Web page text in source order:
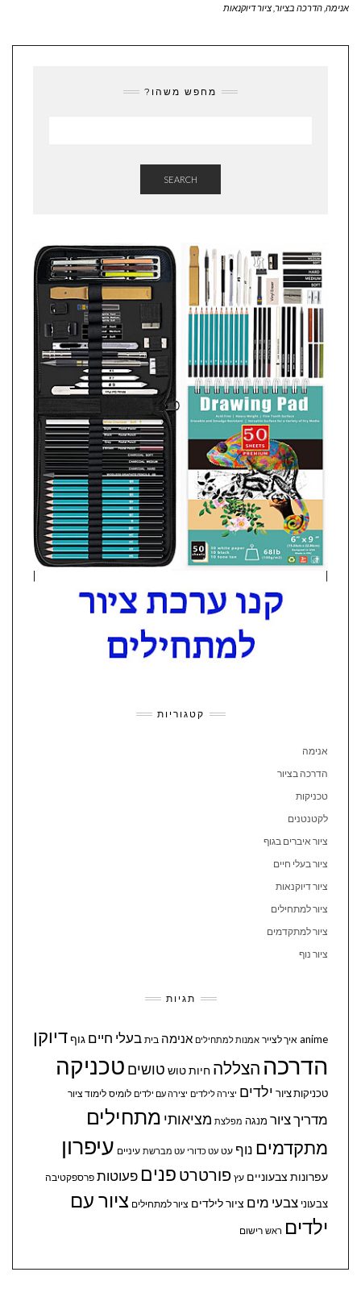
אנימה הדרכה בציור ציור דיוקנאות
מחפש משהו?
SEARCH
קטגוריות
אנימה
הדרכה בציור
טכניקות
לקטנטנים
ציור איברים בגוף
ציור בעלי חיים
ציור דיוקנאות
ציור למתחילים
ציור למתקדמים
ציור נוף
תגיות
anime איך לצייר אמנות למתחילים אנימה בית בעלי חיים גוףדיוקן
הדרכה הצללה חיותטוש טושים טכניקה
טכניקות ציור ילדים יצירה לילדים יצירה עם ילדים לומיס לימוד ציור
מדריך ציור מנגה מפלצת מציאותי מתחילים
מתקדמים נוף עט עט כדורי עט מברשת עיניים עיפרון
עפרונות צבעוניים עץ פורטרט פנים פעוטות פרספקטיבה
צבעוני צבעי מים ציור לילדים ציור למתחילים ציור עם
ילדים ראש רישום